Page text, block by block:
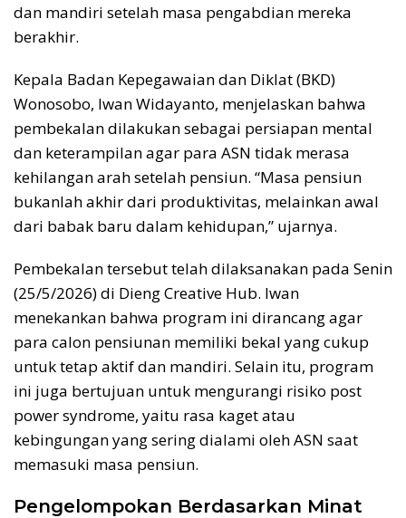
dan mandiri setelah masa pengabdian mereka
berakhir.
Kepala Badan Kepegawaian dan Diklat (BKD)
Wonosobo, Iwan Widayanto, menjelaskan bahwa
pembekalan dilakukan sebagai persiapan mental
dan keterampilan agar para ASN tidak merasa
kehilangan arah setelah pensiun. “Masa pensiun
bukanlah akhir dari produktivitas, melainkan awal
dari babak baru dalam kehidupan,” ujarnya.
Pembekalan tersebut telah dilaksanakan pada Senin
(25/5/2026) di Dieng Creative Hub. Iwan
menekankan bahwa program ini dirancang agar
para calon pensiunan memiliki bekal yang cukup
untuk tetap aktif dan mandiri. Selain itu, program
ini juga bertujuan untuk mengurangi risiko post
power syndrome, yaitu rasa kaget atau
kebingungan yang sering dialami oleh ASN saat
memasuki masa pensiun.
Pengelompokan Berdasarkan Minat